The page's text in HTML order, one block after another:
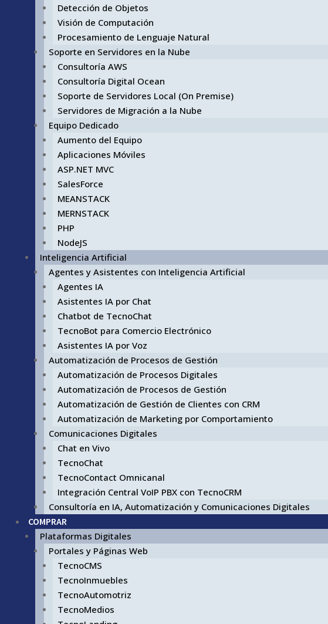
Detección de Objetos
Visión de Computación
Procesamiento de Lenguaje Natural
Soporte en Servidores en la Nube
Consultoría AWS
Consultoría Digital Ocean
Soporte de Servidores Local (On Premise)
Servidores de Migración a la Nube
Equipo Dedicado
Aumento del Equipo
Aplicaciones Móviles
ASP.NET MVC
SalesForce
MEANSTACK
MERNSTACK
PHP
NodeJS
Inteligencia Artificial
Agentes y Asistentes con Inteligencia Artificial
Agentes IA
Asistentes IA por Chat
Chatbot de TecnoChat
TecnoBot para Comercio Electrónico
Asistentes IA por Voz
Automatización de Procesos de Gestión
Automatización de Procesos Digitales
Automatización de Procesos de Gestión
Automatización de Gestión de Clientes con CRM
Automatización de Marketing por Comportamiento
Comunicaciones Digitales
Chat en Vivo
TecnoChat
TecnoContact Omnicanal
Integración Central VoIP PBX con TecnoCRM
Consultoría en IA, Automatización y Comunicaciones Digitales
COMPRAR
Plataformas Digitales
Portales y Páginas Web
TecnoCMS
TecnoInmuebles
TecnoAutomotriz
TecnoMedios